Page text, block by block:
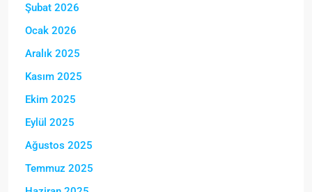
Şubat 2026
Ocak 2026
Aralık 2025
Kasım 2025
Ekim 2025
Eylül 2025
Ağustos 2025
Temmuz 2025